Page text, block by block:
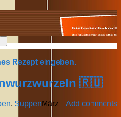
Rezept eingeben.
🇷🇺
, Suppen Add comments
März